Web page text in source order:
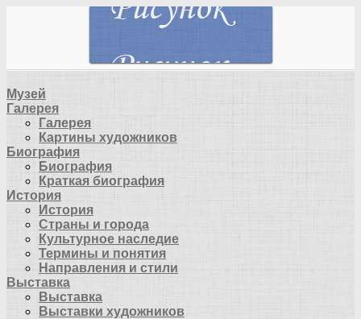
Музей
Галерея
Галерея
Картины художников
Биография
Биография
Краткая биография
История
История
Страны и города
Культурное наследие
Термины и понятия
Направления и стили
Выставка
Выставка
Выставки художников